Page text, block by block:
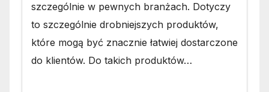
szczególnie w pewnych branżach. Dotyczy
to szczególnie drobniejszych produktów,
które mogą być znacznie łatwiej dostarczone
do klientów. Do takich produktów…